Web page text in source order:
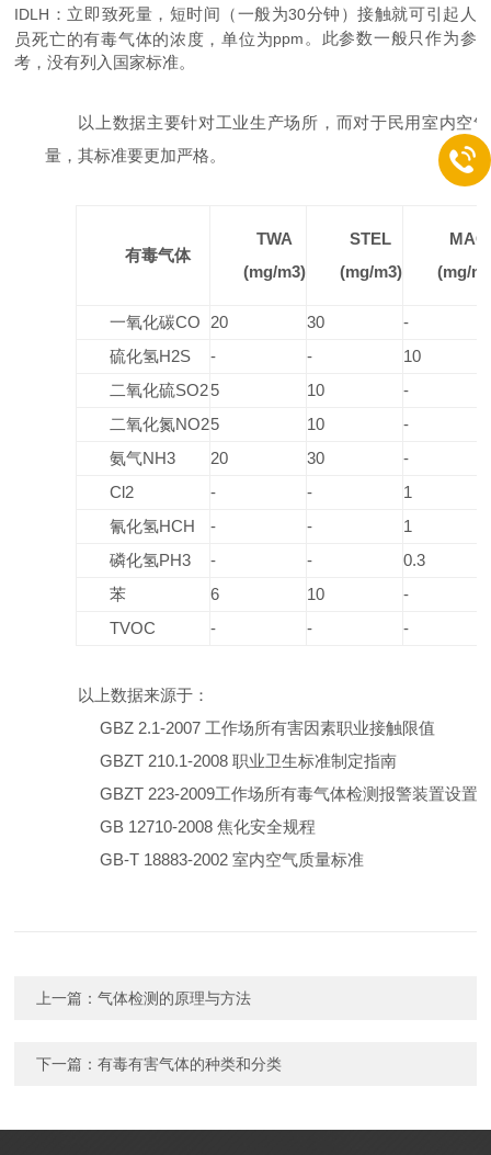
IDLH ：立即致死量，短时间（一般为30分钟）接触就可引起人
员死亡的有毒气体的浓度，单位为ppm 。此参数一般只作为参
考，没有列入国家标准。
以上数据主要针对工业生产场所，而对于民用室内空
量，其标准要更加严格。
有毒气体
TWA
(mg/m3)
STEL
(mg/m3)
MAC
(mg/
一氧化碳CO 20 30
-
硫化氢H2S - -
10
二氧化硫SO25 10
-
二氧化氮NO25 10
-
氨气NH3 20 30
-
Cl2
- -
1
氰化氢HCH - -
1
磷化氢PH3 - -
0.3
苯
6 10
-
TVOC
- - -
以上数据来源于：
GBZ 2.1-2007 工作场所有害因素职业接触限值
GBZT 210.1-2008职业卫生标准制定指南
GBZT 223-2009工作场所有毒气体检测报警装置设置
GB 12710-2008焦化安全规程
GB-T 18883-2002室内空气质量标准
上一篇：气体检测的原理与方法
下一篇：有毒有害气体的种类和分类